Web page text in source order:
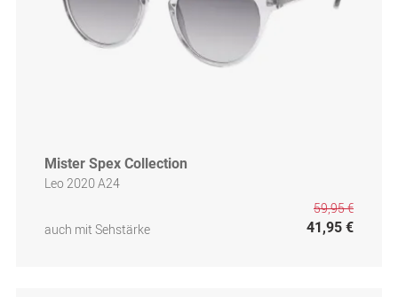
Mister Spex Collection
Leo 2020 A24
auch mit Sehstärke
59,95 €
41,95 €